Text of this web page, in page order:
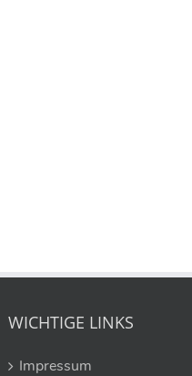
WICHTIGE LINKS
Impressum